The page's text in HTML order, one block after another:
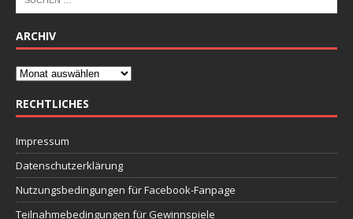
ARCHIV
RECHTLICHES
Impressum
Datenschutzerklärung
Nutzungsbedingungen für Facebook-Fanpage
Teilnahmebedingungen für Gewinnspiele